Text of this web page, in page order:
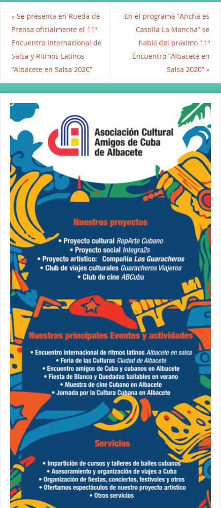
e
b
o
o
k
er l e
dI
n
«Se presenta en Rueda de
Prensa oficialmente el 11º
Encuentro Internacional de
Salsa y Ritmos Latinos
“Albacete en Salsa 2020”
En el programa “Ancha es
Castilla La Mancha” se
habló del próximo 11º
Encuentro “Albacete en
Salsa 2020”»